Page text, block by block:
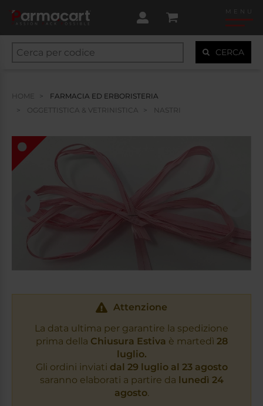
MENU
CERCA
HOME
FARMACIA ED ERBORISTERIA
OGGETTISTICA & VETRINISTICA
NASTRI
Attenzione
La data ultima per garantire la spedizione
prima della Chiusura Estiva è martedì 28
luglio.
Gli ordini inviati dal 29 luglio al 23 agosto
saranno elaborati a partire da lunedì 24
agosto.